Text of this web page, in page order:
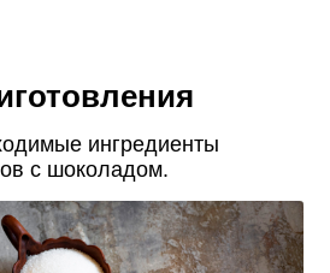
ингредиенты
с шоколадом.